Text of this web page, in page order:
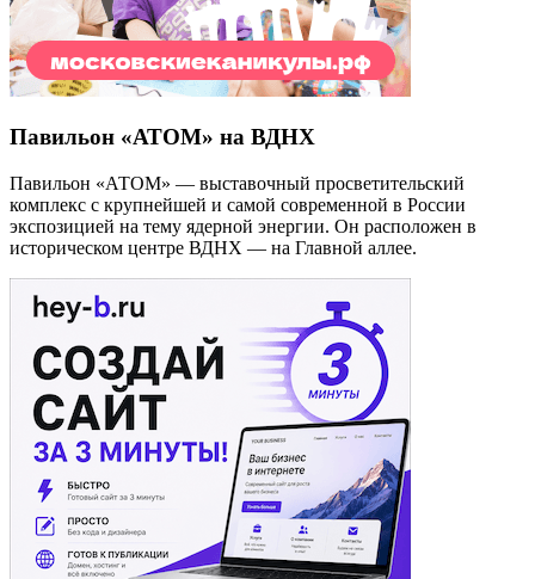
Павильон «АТОМ» на ВДНХ
Павильон «АТОМ» — выставочный просветительский
комплекс с крупнейшей и самой современной в России
экспозицией на тему ядерной энергии. Он расположен в
историческом центре ВДНХ — на Главной аллее.